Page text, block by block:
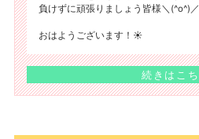
負けずに頑張りましょう皆様＼(^o^)／
おはようございます！☀️
続きはこち